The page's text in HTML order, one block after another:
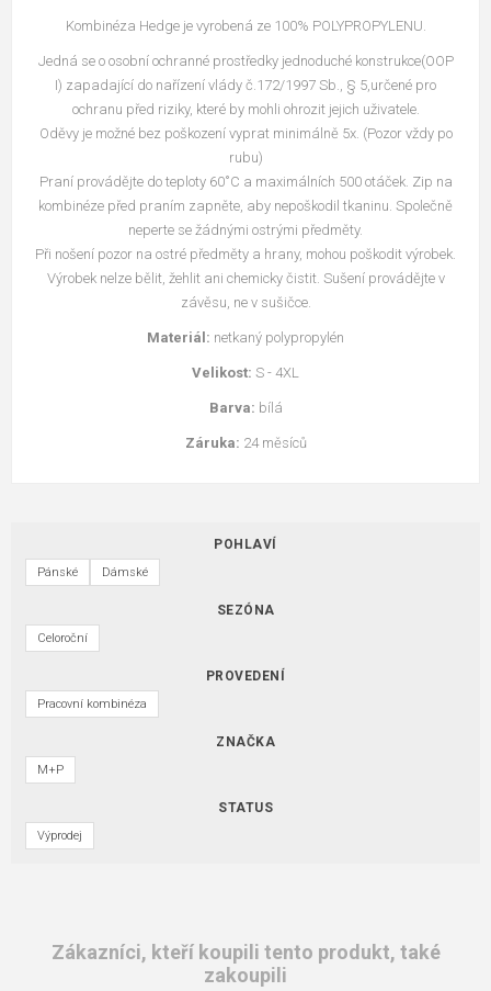
Kombinéza Hedge je vyrobená ze 100% POLYPROPYLENU.
Jedná se o osobní ochranné prostředky jednoduché konstrukce(OOP
I) zapadající do nařízení vlády č.172/1997 Sb., § 5,určené pro
ochranu před riziky, které by mohli ohrozit jejich uživatele.
Oděvy je možné bez poškození vyprat minimálně 5x. (Pozor vždy po
rubu)
Praní provádějte do teploty 60˚C a maximálních 500 otáček. Zip na
kombinéze před praním zapněte, aby nepoškodil tkaninu. Společně
neperte se žádnými ostrými předměty.
Při nošení pozor na ostré předměty a hrany, mohou poškodit výrobek.
Výrobek nelze bělit, žehlit ani chemicky čistit. Sušení provádějte v
závěsu, ne v sušičce.
Materiál: netkaný polypropylén
Velikost: S - 4XL
Barva: bílá
Záruka: 24 měsíců
POHLAVÍ
Pánské Dámské
SEZÓNA
Celoroční
PROVEDENÍ
Pracovní kombinéza
ZNAČKA
M+P
STATUS
Výprodej
Zákazníci, kteří koupili tento produkt, také
zakoupili